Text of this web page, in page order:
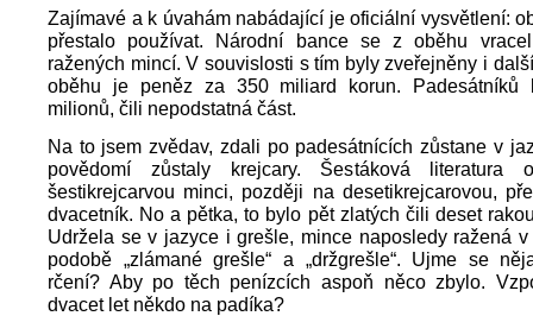
Zajímavé a k úvahám nabádající je oficiální vysvětlení:
přestalo používat. Národní bance se z oběhu
ražených mincí. V souvislosti s tím byly zveřejněny i
oběhu je peněz za 350 miliard korun. Padesátníků
milionů, čili nepodstatná část.
Na to jsem zvědav, zdali po padesátnících zůstane v
povědomí zůstaly krejcary. Šestáková literatura
šestikrejcarvou minci, později na desetikrejcarovou,
dvacetník. No a pětka, to bylo pět zlatých čili deset
Udržela se v jazyce i grešle, mince naposledy ražená
podobě „zlámané grešle“ a „držgrešle“. Ujme se
rčení? Aby po těch penízcích aspoň něco zbylo.
dvacet let někdo na padíka?